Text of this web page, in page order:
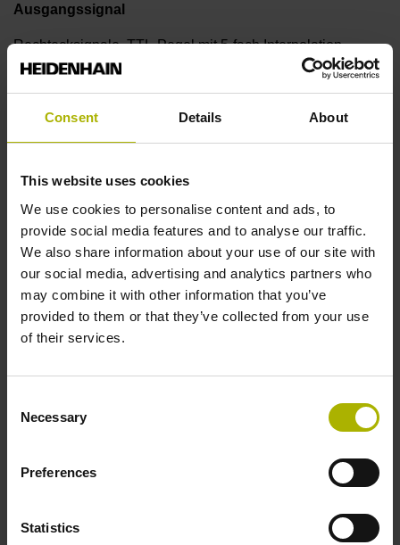
Consent Details About
This website uses cookies
We use cookies to personalise content and ads, to
provide social media features and to analyse our traffic.
We also share information about your use of our site with
our social media, advertising and analytics partners who
may combine it with other information that you’ve
provided to them or that they’ve collected from your use
of their services.
Selection
Necessary
Preferences
Statistics
Ausgangssignal
Rechtecksignale, TTL-Pegel mit 5-fach Interpolation
Referenzmarkenlage
Abstand 35 mm vom Beginn der Messlänge
Weitere Referenzmarken
Abstand 35 mm vom Ende der Messlänge
Referenzimpulsbreite
90°
Max. Abtastfrequenz